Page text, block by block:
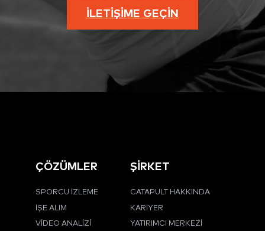
İLETIŞIME GEÇIN
ÇÖZÜMLER
SPORCU İZLEME
İŞE ALIM
VIDEO ANALIZI
ŞİRKET
CATAPULT HAKKINDA
KARIYER
YATIRIMCI MERKEZI